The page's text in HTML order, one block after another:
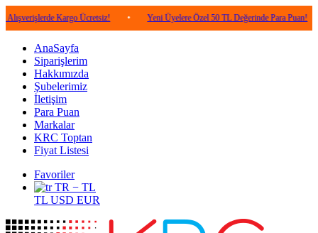
Kargo Ücretsiz! • Yeni Üyelere Özel 50 TL Değerinde Para Puan! •
AnaSayfa
Siparişlerim
Hakkımızda
Şubelerimiz
İletişim
Para Puan
Markalar
KRC Toptan
Fiyat Listesi
Favoriler
TR − TL
TL USD EUR